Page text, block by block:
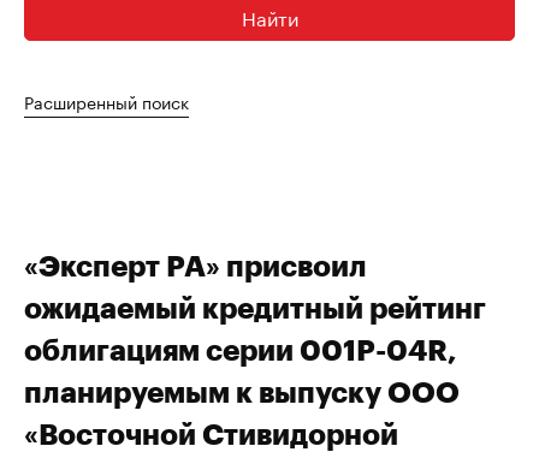
Найти
Расширенный поиск
«Эксперт РА» присвоил
ожидаемый кредитный рейтинг
облигациям серии 001Р-04R,
планируемым к выпуску ООО
«Восточной Стивидорной